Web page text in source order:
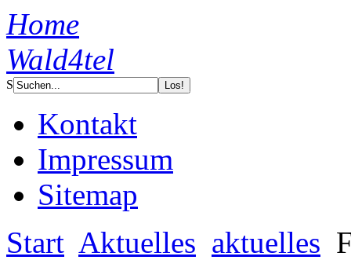
Home
Wald4tel
S
Kontakt
Impressum
Sitemap
Start Aktuelles aktuelles